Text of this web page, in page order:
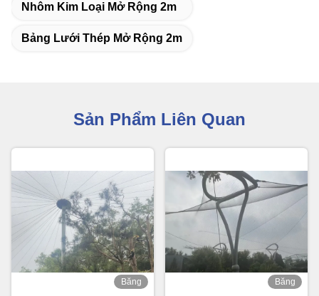
Nhôm Kim Loại Mở Rộng 2m
Bảng Lưới Thép Mở Rộng 2m
Sản Phẩm Liên Quan
Băng
Băng